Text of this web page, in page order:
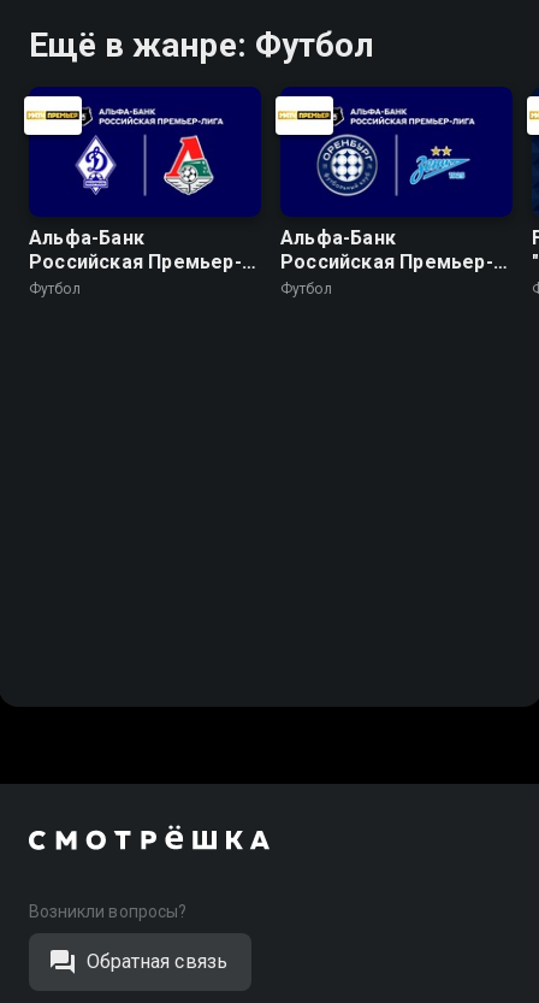
Ещё в жанре: Футбол
Альфа-Банк
Российская Премьер-
Лига. Тур 2. "Динамо"
Футбол
Альфа-Банк
Российская Премьер-
Лига. Тур 2. "Оренбург"
Футбол
Возникли вопросы?
Обратная связь